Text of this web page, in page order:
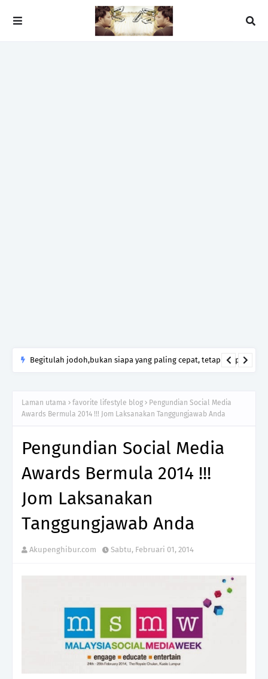
Begitulah jodoh,bukan siapa yang paling cepat, tetapi siapa
ingin menutup mulut manusia
Laman utama favorite lifestyle blog
Pengundian Social Media
Awards Bermula 2014 !!! Jom Laksanakan Tanggungjawab Anda
Pengundian Social Media
Awards Bermula 2014 !!!
Jom Laksanakan
Tanggungjawab Anda
Akupenghibur.com Sabtu, Februari 01, 2014